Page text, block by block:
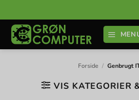
til
indhold
Forside / Genbrugt
VIS KATEGORIER